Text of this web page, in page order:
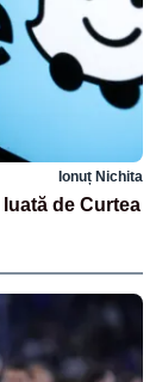
Ionuț Nichita
de Curtea